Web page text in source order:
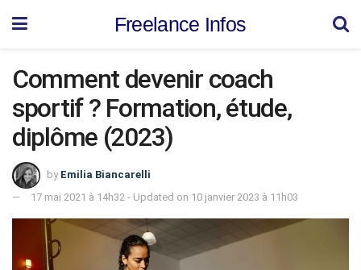
Freelance Infos
Comment devenir coach
sportif ? Formation, étude,
diplôme (2023)
by Emilia Biancarelli
17 mai 2021 à 14h32 - Updated on 10 janvier 2023 à 11h03